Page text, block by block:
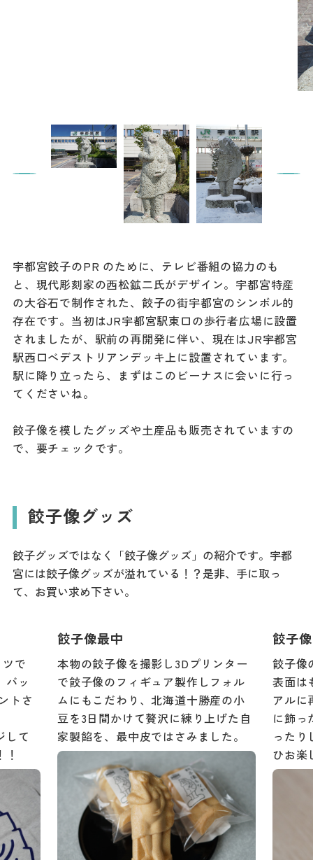
宇都宮餃子のPR のために、テレビ番組の協力のも
と、現代彫刻家の西松鉱二氏がデザイン。宇都宮特産
の大谷石で制作された、餃子の街宇都宮のシンボル的
存在です。当初はJR宇都宮駅東口の歩行者広場に設置
されましたが、駅前の再開発に伴い、現在はJR宇都宮
駅西口べデストリアンデッキ上に設置されています。
駅に降り立ったら、まずはこのビーナスに会いに行っ
てくださいね。
餃子像を模したグッズや土産品も販売されていますの
で、要チェックです。
餃子像グッズ
餃子グッズではなく「餃子像グッズ」の紹介です。宇都
宮には餃子像グッズが溢れている！？是非、手に取っ
て、お買い求め下さい。
で
バッ
トさ
して
餃子像最中
本物の餃子像を撮影し3Dプリンター
で餃子像のフィギュア製作しフォル
ムにもこだわり、北海道十勝産の小
豆を3日間かけて贅沢に練り上げた自
家製餡を、最中皮ではさみました。
餃子
餃子像
表面は
アルに
に飾っ
ったり
ひお楽
パンフレット
ダウンロード
お問い合わせ